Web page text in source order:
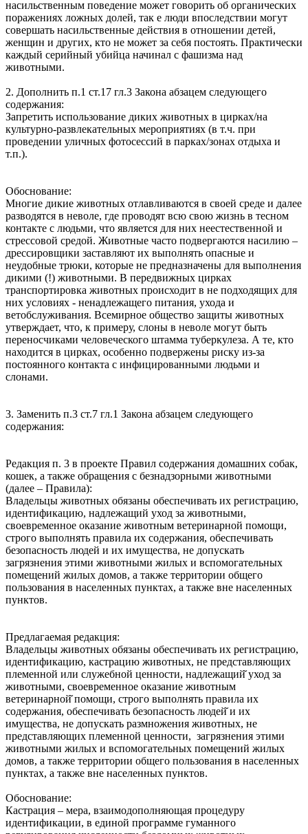
насильственным поведение может говорить об органических
поражениях ложных долей, так е люди впоследствии могут
совершать насильственные действия в отношении детей,
женщин и других, кто не может за себя постоять. Практически
каждый серийный убийца начинал с фашизма над
животными.
2. Дополнить п.1 ст.17 гл.3 Закона абзацем следующего
содержания:
Запретить использование диких животных в цирках/на
культурно-развлекательных мероприятиях (в т.ч. при
проведении уличных фотосессий в парках/зонах отдыха и
т.п.).
Обоснование:
Многие дикие животных отлавливаются в своей среде и далее
разводятся в неволе, где проводят всю свою жизнь в тесном
контакте с людьми, что является для них неестественной и
стрессовой средой. Животные часто подвергаются насилию –
дрессировщики заставляют их выполнять опасные и
неудобные трюки, которые не предназначены для выполнения
дикими (!) животными. В передвижных цирках
транспортировка животных происходит в не подходящих для
них условиях - ненадлежащего питания, ухода и
ветобслуживания. Всемирное общество защиты животных
утверждает, что, к примеру, слоны в неволе могут быть
переносчиками человеческого штамма туберкулеза. А те, кто
находится в цирках, особенно подвержены риску из-за
постоянного контакта с инфицированными людьми и
слонами.
3. Заменить п.3 ст.7 гл.1 Закона абзацем следующего
содержания:
Редакция п. 3 в проекте Правил содержания домашних собак,
кошек, а также обращения с безнадзорными животными
(далее – Правила):
Владельцы животных обязаны обеспечивать их регистрацию,
идентификацию, надлежащий уход за животными,
своевременное оказание животным ветеринарной помощи,
строго выполнять правила их содержания, обеспечивать
безопасность людей и их имущества, не допускать
загрязнения этими животными жилых и вспомогательных
помещений жилых домов, а также территории общего
пользования в населенных пунктах, а также вне населенных
пунктов.
Предлагаемая редакция:
Владельцы животных обязаны обеспечивать их регистрацию,
идентификацию, кастрацию животных, не представляющих
племенной или служебной ценности, надлежащий̆ уход за
животными, своевременное оказание животным
ветеринарной̆ помощи, строго выполнять правила их
содержания, обеспечивать безопасность людей̆ и их
имущества, не допускать размножения животных, не
представляющих племенной ценности, загрязнения этими
животными жилых и вспомогательных помещений жилых
домов, а также территории общего пользования в населенных
пунктах, а также вне населенных пунктов.
Обоснование:
Кастрация – мера, взаимодополняющая процедуру
идентификации, в единой программе гуманного